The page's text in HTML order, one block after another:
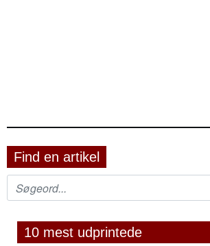
Find en artikel
10 mest udprintede